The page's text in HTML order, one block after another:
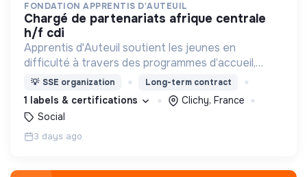
FONDATION APPRENTIS D'AUTEUIL
chargé de partenariats afrique centrale
h/f cdi
Apprentis d'Auteuil soutient les jeunes en
difficulté à travers des programmes d’accueil,
d’éducation, de formation et d’insertion pour leur
permettre de devenir des hommes et des femmes
debout.
💡 SSE organization Long-term contract
1 labels & certifications
Clichy, France
Social
3 days ago